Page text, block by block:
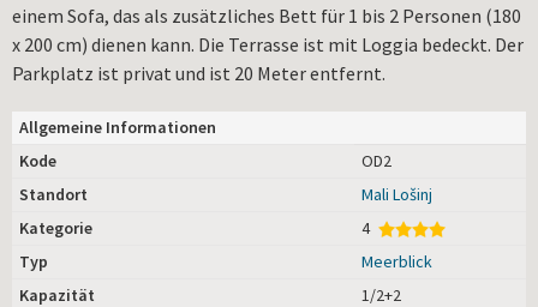
einem Sofa, das als zusätzliches Bett für 1 bis 2 Personen (180
x 200 cm) dienen kann. Die Terrasse ist mit Loggia bedeckt. Der
Parkplatz ist privat und ist 20 Meter entfernt.
Allgemeine Informationen
Kode
OD2
Standort
Mali Lošinj
Kategorie
4
Typ
Meerblick
Kapazität
1/2+2